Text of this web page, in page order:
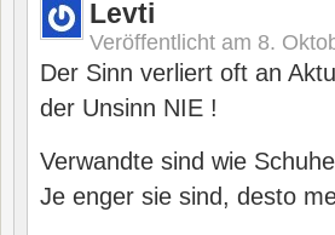
Levti
Veröffentlicht am 8.
Der Sinn verliert oft an
der Unsinn NIE !
Verwandte sind wie
Je enger sie sind, desto